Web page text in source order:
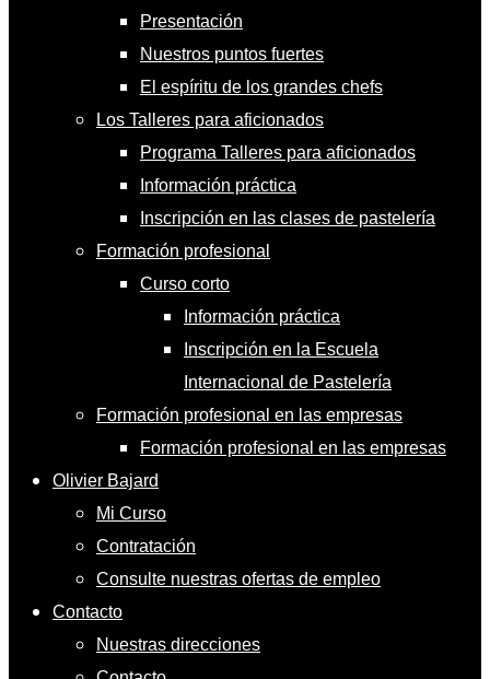
Presentación
Nuestros puntos fuertes
El espíritu de los grandes chefs
Los Talleres para aficionados
Programa Talleres para aficionados
Información práctica
Inscripción en las clases de pastelería
Formación profesional
Curso corto
Información práctica
Inscripción en la Escuela
Internacional de Pastelería
Formación profesional en las empresas
Formación profesional en las empresas
Olivier Bajard
Mi Curso
Contratación
Consulte nuestras ofertas de empleo
Contacto
Nuestras direcciones